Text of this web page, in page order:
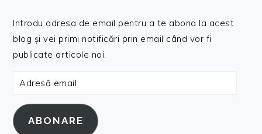
Introdu adresa de email pentru a te abona la acest
blog și vei primi notificări prin email când vor fi
publicate articole noi.
Adresă
ABONARE